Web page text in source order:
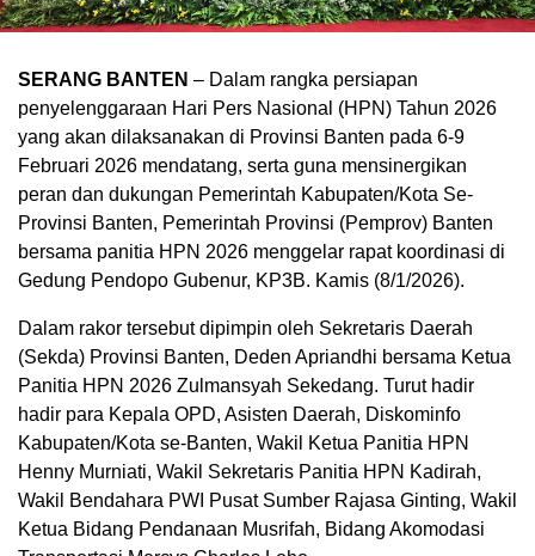
SERANG BANTEN – Dalam rangka persiapan
penyelenggaraan Hari Pers Nasional (HPN) Tahun 2026
yang akan dilaksanakan di Provinsi Banten pada 6-9
Februari 2026 mendatang, serta guna mensinergikan
peran dan dukungan Pemerintah Kabupaten/Kota Se-
Provinsi Banten, Pemerintah Provinsi (Pemprov) Banten
bersama panitia HPN 2026 menggelar rapat koordinasi di
Gedung Pendopo Gubenur, KP3B. Kamis (8/1/2026).
Dalam rakor tersebut dipimpin oleh Sekretaris Daerah
(Sekda) Provinsi Banten, Deden Apriandhi bersama Ketua
Panitia HPN 2026 Zulmansyah Sekedang. Turut hadir
hadir para Kepala OPD, Asisten Daerah, Diskominfo
Kabupaten/Kota se-Banten, Wakil Ketua Panitia HPN
Henny Murniati, Wakil Sekretaris Panitia HPN Kadirah,
Wakil Bendahara PWI Pusat Sumber Rajasa Ginting, Wakil
Ketua Bidang Pendanaan Musrifah, Bidang Akomodasi